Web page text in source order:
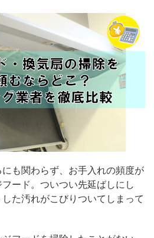
も関わらず、お手入れの頻度が
ード。ついつい先延ばしにし
た汚れがこびりついてしまって